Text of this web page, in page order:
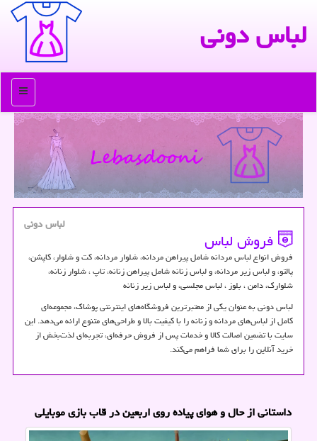
لباس دونی
منو
لباس دونی
فروش لباس
فروش انواع لباس مردانه شامل پیراهن مردانه، شلوار مردانه، كت و شلوار، كاپشن،
پالتو، و لباس زیر مردانه، و لباس زنانه شامل پیراهن زنانه، تاپ ، شلوار زنانه،
شلوارك، دامن ، بلوز ، لباس مجلسی، و لباس زیر زنانه
لباس دونی به عنوان یکی از معتبرترین فروشگاه‌های اینترنتی پوشاک، مجموعه‌ای
کامل از لباس‌های مردانه و زنانه را با کیفیت بالا و طراحی‌های متنوع ارائه می‌دهد. این
سایت با تضمین اصالت کالا و خدمات پس از فروش حرفه‌ای، تجربه‌ای لذت‌بخش از
خرید آنلاین را برای شما فراهم می‌کند.
داستانی از حال و هوای پیاده روی اربعین در قاب بازی موبایلی